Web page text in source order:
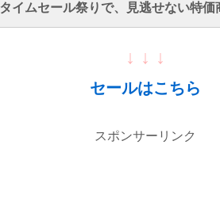
イムセール祭りで、見逃せない特価
↓ ↓ ↓
セールはこちら
スポンサーリンク